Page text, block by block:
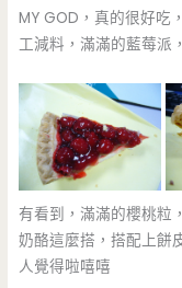
MY GOD，真的很好吃
工減料，滿滿的藍莓派
有看到，滿滿的櫻桃粒
奶酪這麼搭，搭配上餅
人覺得啦嘻嘻